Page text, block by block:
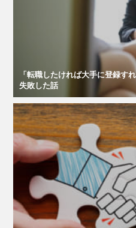
「転職したければ大手に登録す
失敗した話